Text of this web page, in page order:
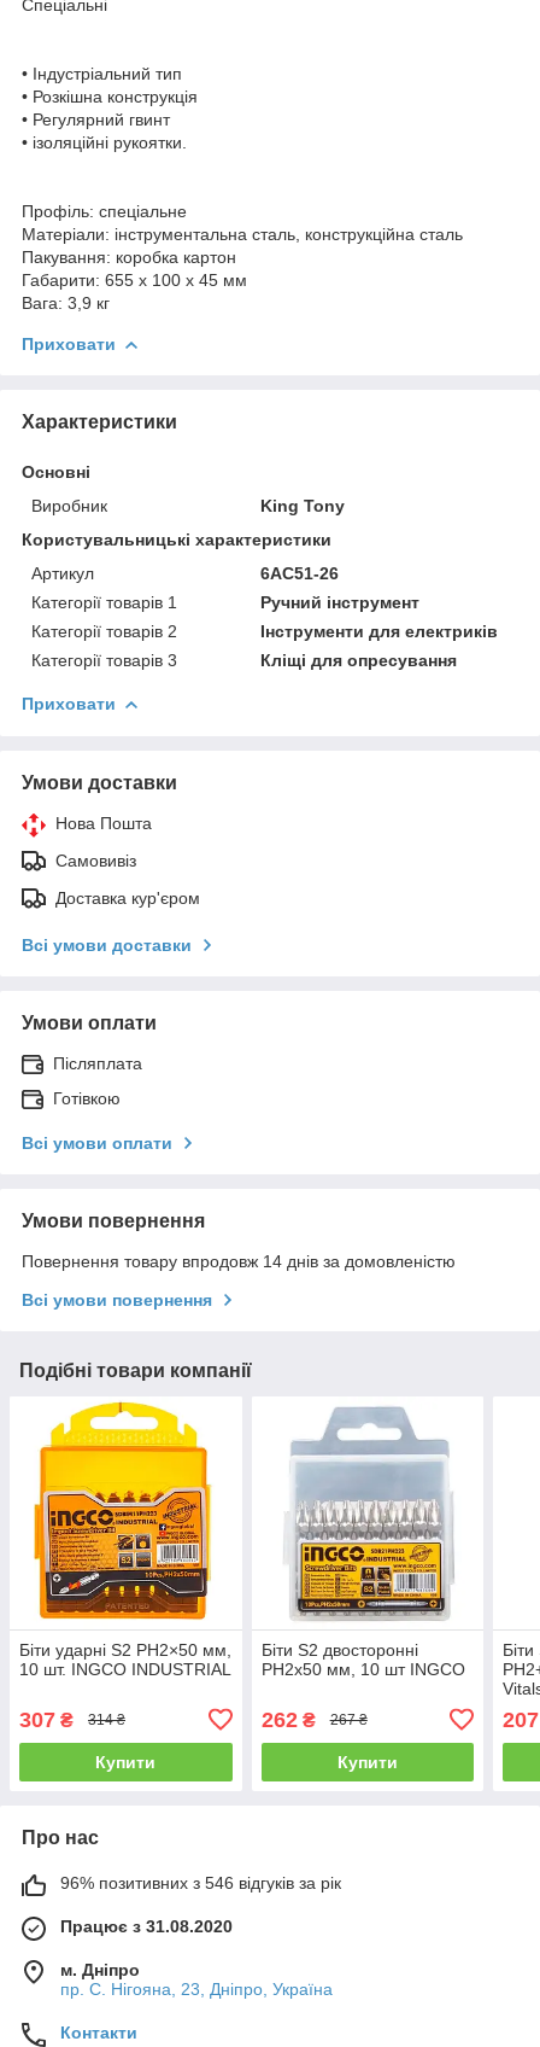
Спеціальні
• Індустріальний тип
• Розкішна конструкція
• Регулярний гвинт
• ізоляційні рукоятки.
Профіль: спеціальне
Матеріали: інструментальна сталь, конструкційна сталь
Пакування: коробка картон
Габарити: 655 х 100 х 45 мм
Вага: 3,9 кг
Приховати
Характеристики
Основні
Виробник
King Tony
Користувальницькі характеристики
Артикул
6AC51-26
Категорії товарів 1
Ручний інструмент
Категорії товарів 2
Інструменти для електриків
Категорії товарів 3
Кліщі для опресування
Приховати
Умови доставки
Нова Пошта
Самовивіз
Доставка кур'єром
Всі умови доставки
Умови оплати
Післяплата
Готівкою
Всі умови оплати
Умови повернення
Повернення товару впродовж 14 днів за домовленістю
Всі умови повернення
Подібні товари компанії
Біти ударні S2 PH2×50 мм,
10 шт. INGCO INDUSTRIAL
307 ₴ 314 ₴
Купити
Біти S2 двосторонні
PH2x50 мм, 10 шт INGCO
262₴ 267 ₴
Купити
207
Про нас
96% позитивних з 546 відгуків за рік
Працює з 31.08.2020
м. Дніпро
пр. С. Нігояна, 23, Дніпро, Україна
Контакти